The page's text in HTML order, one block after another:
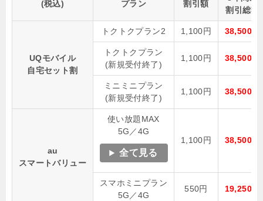
(税込) プラン 割引額
割引総額
UQモバイル
自宅セット割
トクトクプラン2 1,100円 38,500円
トクトクプラン
(新規受付終了)
1,100円 38,500円
ミニミニプラン
(新規受付終了)
1,100円 38,500円
au
スマートバリュー
使い放題MAX
5G／4G
全て見る
1,100円 38,500円
スマホミニプラン
5G／4G
550円 19,250円